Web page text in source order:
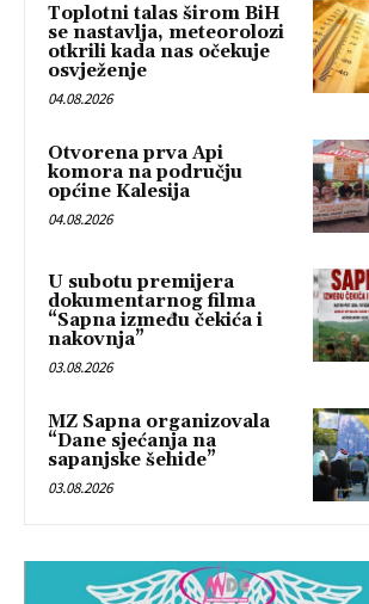
Toplotni talas širom BiH
se nastavlja, meteorolozi
otkrili kada nas očekuje
osvježenje
04.08.2026
Otvorena prva Api
komora na području
općine Kalesija
04.08.2026
U subotu premijera
dokumentarnog filma
“Sapna između čekića i
nakovnja”
03.08.2026
MZ Sapna organizovala
“Dane sjećanja na
sapanjske šehide”
03.08.2026